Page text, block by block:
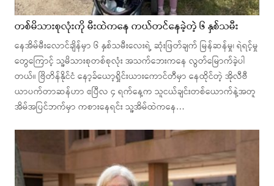
တစ်မိသားစုလုံးကို မီးထဲကနေ ကယ်တင်နေခဲ့တဲ့ ၆ နှစ်သမီး
နေအိမ်မီးလောင်ချိန်မှာ ၆ နှစ်သမီးလေးရဲ့ ဆုံးဖြတ်ချက် မြန်ဆန်မှု၊ ရဲရင့်မှု
တွေကြောင့် သူ့မိသားစုတစ်စုလုံး အသက်ဘေးကနေ လွတ်မြောက်ခဲ့ပါ
တယ်။ ဗြိတိန်နိုင်ငံ နော့ခ်ယော့ရှိုင်းယားကောင်တီမှာ နေထိုင်တဲ့ အိုလီဗီ
ယာပက်တာဆန်ဟာ ဧပြီလ ၄ ရက်နေ့က သူငယ်ချင်းတစ်ယောက်နဲ့အတူ
အိမ်အပြင်ဘက်မှာ ကစားနေရင်း သူ့အိမ်ထဲကနေ…